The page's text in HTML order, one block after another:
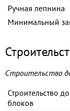
Ручная лепнина
Минимальный
Строительство
Строительство
блоков